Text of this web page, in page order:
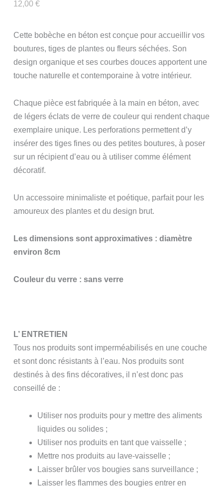
12,00 €
Cette bobèche en béton est conçue pour accueillir vos
boutures, tiges de plantes ou fleurs séchées. Son
design organique et ses courbes douces apportent une
touche naturelle et contemporaine à votre intérieur.
Chaque pièce est fabriquée à la main en béton, avec
de légers éclats de verre de couleur qui rendent chaque
exemplaire unique. Les perforations permettent d’y
insérer des tiges fines ou des petites boutures, à poser
sur un récipient d’eau ou à utiliser comme élément
décoratif.
Un accessoire minimaliste et poétique, parfait pour les
amoureux des plantes et du design brut.
Les dimensions sont approximatives : diamètre
environ 8cm
Couleur du verre : sans verre
L’ ENTRETIEN
Tous nos produits sont imperméabilisés en une couche
et sont donc résistants à l’eau. Nos produits sont
destinés à des fins décoratives, il n’est donc pas
conseillé de :
Utiliser nos produits pour y mettre des aliments
liquides ou solides ;
Utiliser nos produits en tant que vaisselle ;
Mettre nos produits au lave-vaisselle ;
Laisser brûler vos bougies sans surveillance ;
Laisser les flammes des bougies entrer en